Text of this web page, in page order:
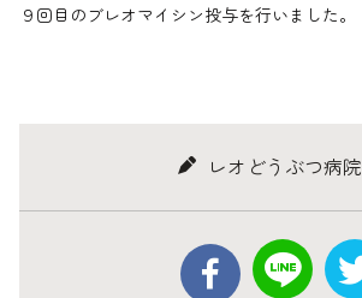
９回目のブレオマイシン投与を行いました。
レオどうぶつ病院